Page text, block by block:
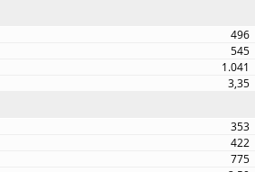
496
545
1.041
3,35
353
422
775